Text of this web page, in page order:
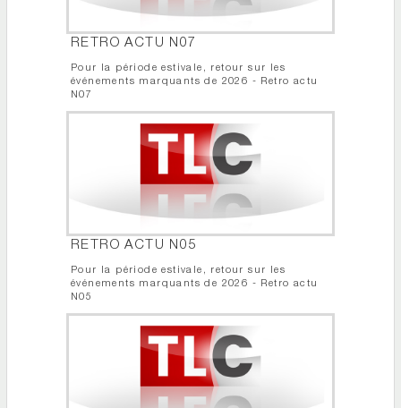
RETRO ACTU N07
Pour la période estivale, retour sur les
événements marquants de 2026 - Retro actu
N07
RETRO ACTU N05
Pour la période estivale, retour sur les
événements marquants de 2026 - Retro actu
N05